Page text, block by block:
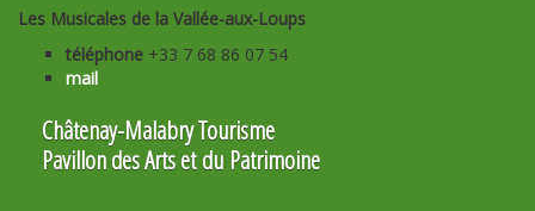
Les Musicales de la Vallée-aux-Loups
téléphone +33 7 68 86 07 54
mail
Châtenay-Malabry Tourisme
Pavillon des Arts et du Patrimoine